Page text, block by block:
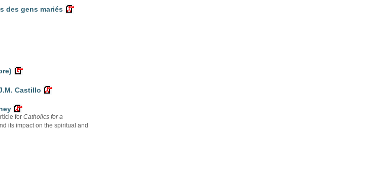
des gens mariés
Castillo
for Catholics for a
its impact on the spiritual and